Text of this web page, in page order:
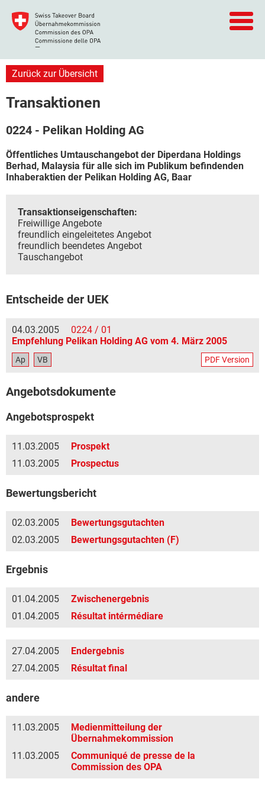
Zurück zur Übersicht
Transaktionen
0224 - Pelikan Holding AG
Öffentliches Umtauschangebot der Diperdana Holdings
Berhad, Malaysia für alle sich im Publikum befindenden
Inhaberaktien der Pelikan Holding AG, Baar
Transaktionseigenschaften:
Freiwillige Angebote
freundlich eingeleitetes Angebot
freundlich beendetes Angebot
Tauschangebot
Entscheide der UEK
04.03.2005
0224 / 01
Empfehlung Pelikan Holding AG vom 4. März 2005
Ap VB PDF Version
Angebotsdokumente
Angebotsprospekt
11.03.2005
Prospekt
11.03.2005
Prospectus
Bewertungsbericht
02.03.2005
Bewertungsgutachten
02.03.2005
Bewertungsgutachten (F)
Ergebnis
01.04.2005
Zwischenergebnis
01.04.2005
Résultat intérmédiare
27.04.2005
Endergebnis
27.04.2005
Résultat final
andere
11.03.2005
Medienmitteilung der
Übernahmekommission
11.03.2005
Communiqué de presse de la
Commission des OPA